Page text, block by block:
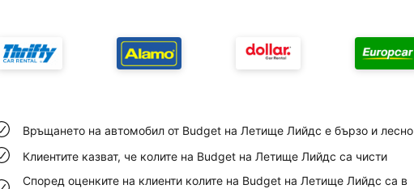
Връщането на автомобил от Budget на Летище Лийдс е бързо и лесно
Клиентите казват, че колите на Budget на Летище Лийдс са чисти
Според оценките на клиенти колите на Budget на Летище Лийдс са в